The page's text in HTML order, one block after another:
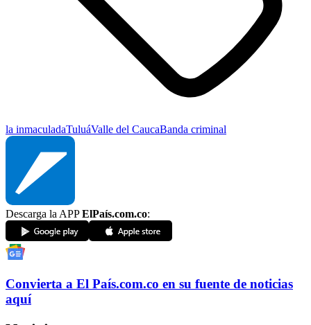
la inmaculadaTuluáValle del CaucaBanda criminal
Descarga la APPElPaís.com.co:
Convierta a El País.com.co en su fuente de noticias
aquí